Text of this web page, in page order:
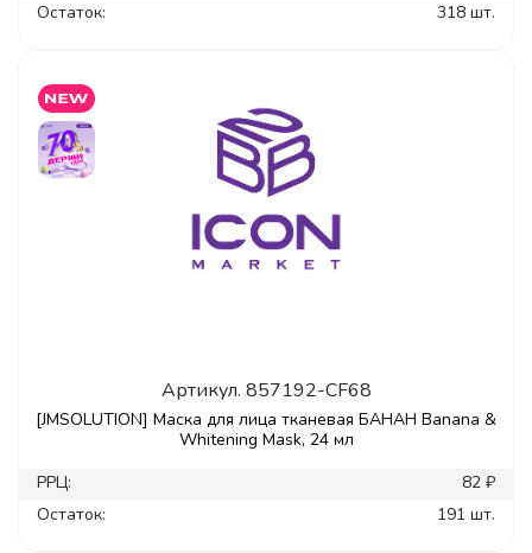
Остаток:
318 шт.
Артикул. 857192-CF68
[JMSOLUTION] Маска для лица тканевая БАНАН Banana &
Whitening Mask, 24 мл
РРЦ:
82 ₽
Остаток:
191 шт.